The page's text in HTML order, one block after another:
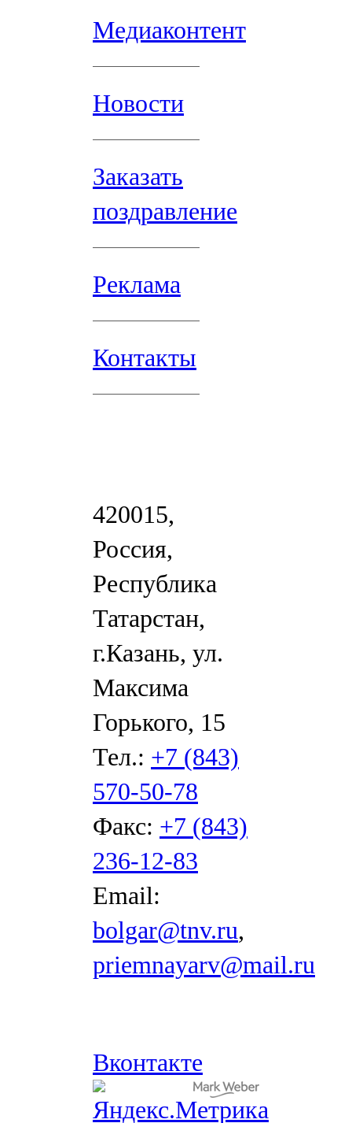
Медиаконтент
Новости
Заказать
поздравление
Реклама
Контакты
420015,
Россия,
Республика
Татарстан,
г.Казань, ул.
Максима
Горького, 15
Тел.: +7 (843)
570-50-78
Факс: +7 (843)
236-12-83
Email:
bolgar@tnv.ru,
priemnayarv@mail.ru
Вконтакте